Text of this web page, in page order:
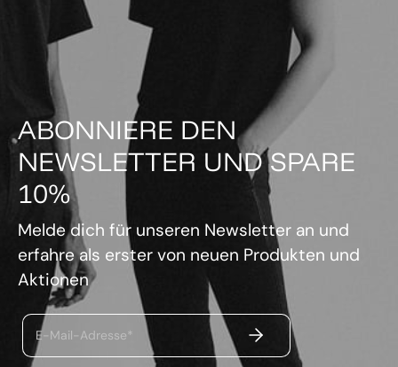
ABONNIERE DEN
NEWSLETTER UND SPARE
10%
Melde dich für unseren Newsletter an und
erfahre als erster von neuen Produkten und
Aktionen
E-Mail-Adresse* ABSENDEN